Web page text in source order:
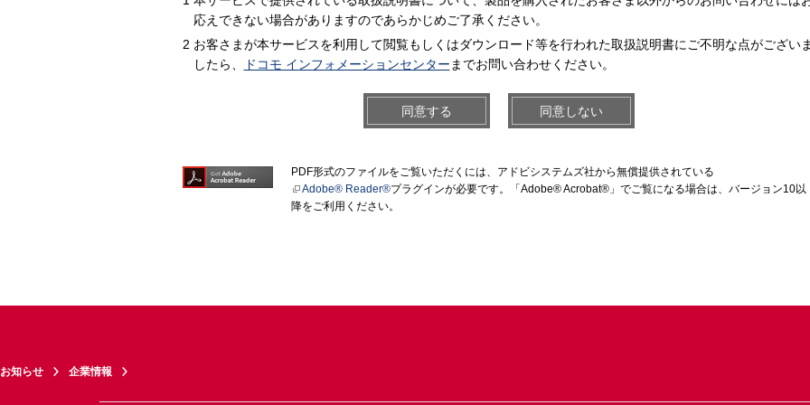
応えできない場合がありますのであらかじめご了承ください。
お客さまが本サービスを利用して閲覧もしくはダウンロード等を行われた取扱説明書にご不明な点がござい
したら、
ドコモ インフォメーションセンター までお問い合わせください。
同意する 同意しない
PDF形式のファイルをご覧いただくには、アドビシステムズ社から無償提供されている
Adobe® Reader®プラグインが必要です。「Adobe® Acrobat®」でご覧になる場合は、バージョン10以
降をご利用ください。
お知らせ 企業情報